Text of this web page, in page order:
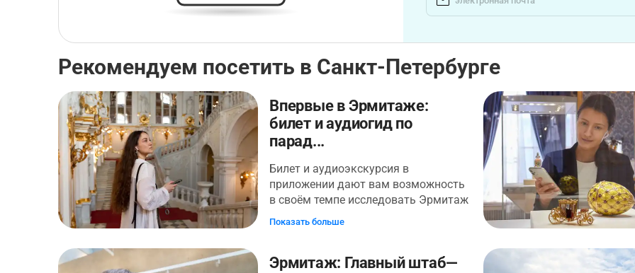
Рекомендуем посетить в Санкт-Петербурге
Впервые в Эрмитаже:
билет и аудиогид по
парад...
Билет и аудиоэкскурсия в
приложении дают вам возможность
в своём темпе исследовать Эрмитаж
— второй по величине
маршрут по всем залам составит 24
Показать больше
Эрмитаж: Главный штаб—